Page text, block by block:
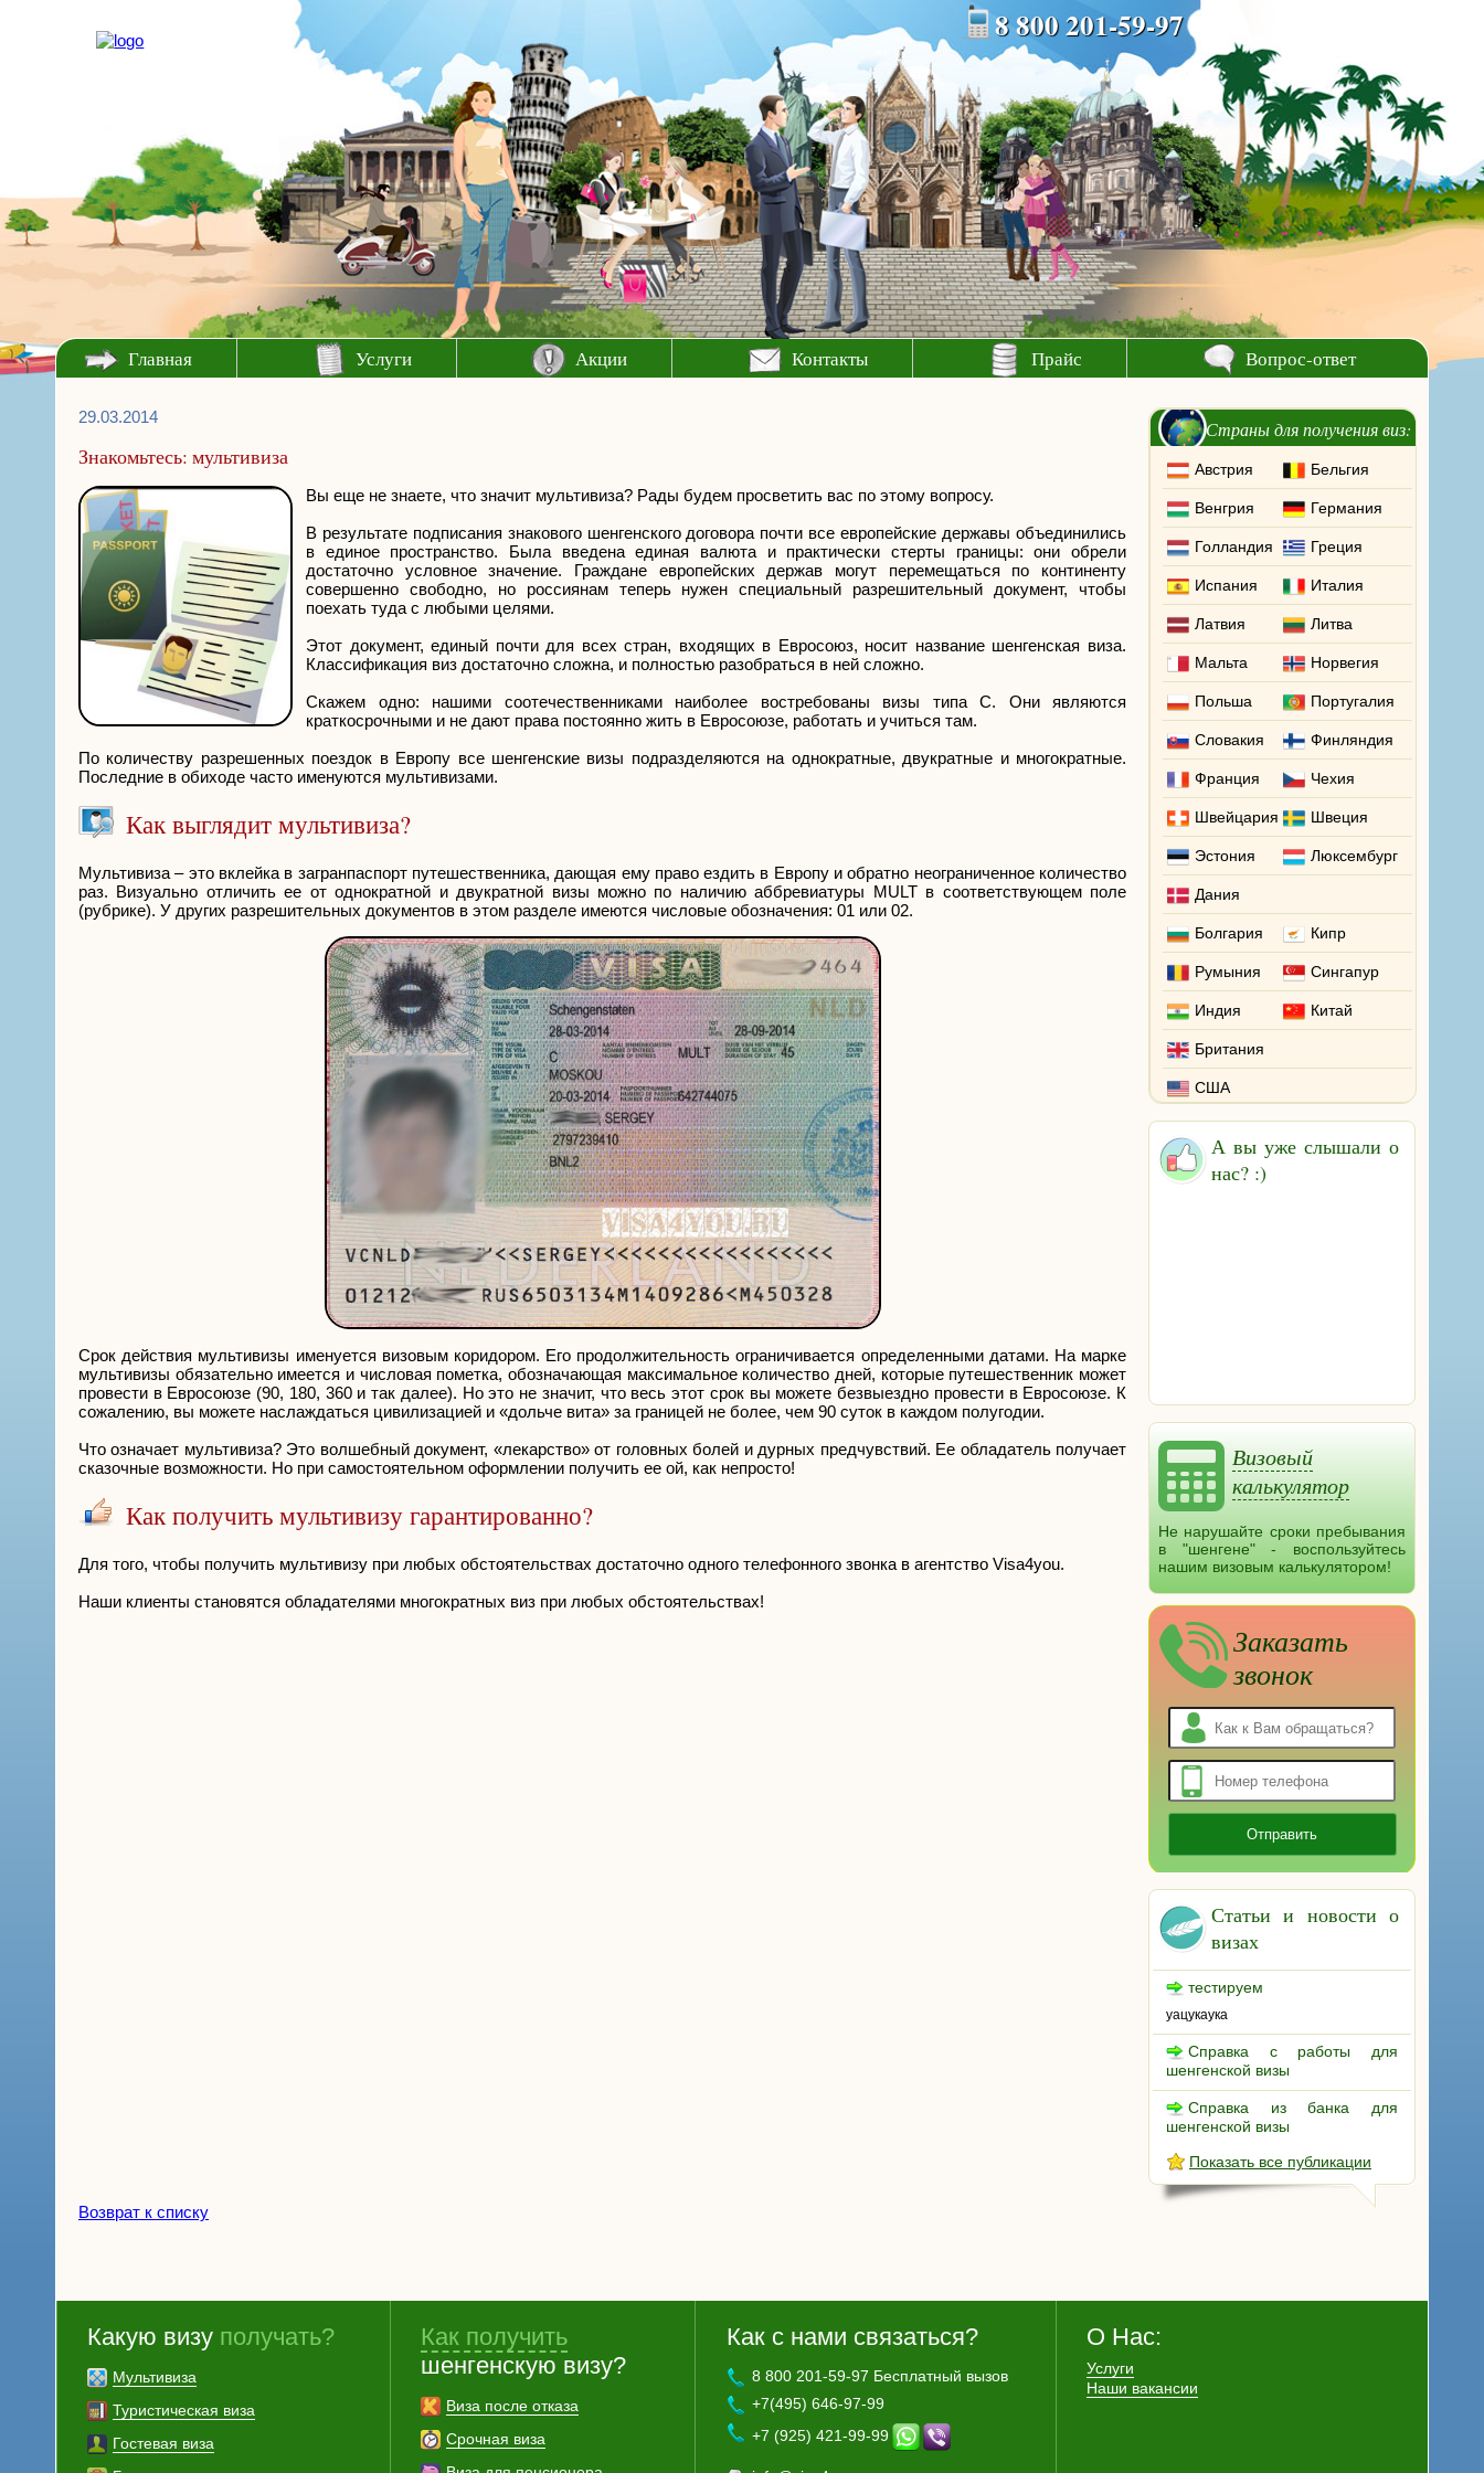
8 800 201-59-97
Главная Услуги Акции Контакты Прайс Вопрос-ответ
Страны для получения виз:
Австрия Бельгия
Венгрия Германия
Голландия Греция
Испания Италия
Латвия Литва
Мальта Норвегия
Польша Португалия
Словакия Финляндия
Франция Чехия
Швейцария Швеция
Эстония Люксембург
Дания
Болгария Кипр
Румыния Сингапур
Индия Китай
Британия
США
А вы уже слышали о
нас? :)
Визовый
калькулятор
Не нарушайте сроки пребывания
в "шенгене" - воспользуйтесь
нашим визовым калькулятором!
Заказать
звонок
Статьи и новости о
визах
тестируем
уацукаука
Справка с работы для
шенгенской визы
Справка из банка для
шенгенской визы
Показать все публикации
29.03.2014
Знакомьтесь: мультивиза
Вы еще не знаете, что значит мультивиза? Рады будем просветить вас по этому вопросу.
В результате подписания знакового шенгенского договора почти все европейские державы объединились
в единое пространство. Была введена единая валюта и практически стерты границы: они обрели
достаточно условное значение. Граждане европейских держав могут перемещаться по континенту
совершенно свободно, но россиянам теперь нужен специальный разрешительный документ, чтобы
поехать туда с любыми целями.
Этот документ, единый почти для всех стран, входящих в Евросоюз, носит название шенгенская виза.
Классификация виз достаточно сложна, и полностью разобраться в ней сложно.
Скажем одно: нашими соотечественниками наиболее востребованы визы типа С. Они являются
краткосрочными и не дают права постоянно жить в Евросоюзе, работать и учиться там.
По количеству разрешенных поездок в Европу все шенгенские визы подразделяются на однократные, двукратные и многократные.
Последние в обиходе часто именуются мультивизами.
Как выглядит мультивиза?
Мультивиза – это вклейка в загранпаспорт путешественника, дающая ему право ездить в Европу и обратно неограниченное количество
раз. Визуально отличить ее от однократной и двукратной визы можно по наличию аббревиатуры MULT в соответствующем поле
(рубрике). У других разрешительных документов в этом разделе имеются числовые обозначения: 01 или 02.
Срок действия мультивизы именуется визовым коридором. Его продолжительность ограничивается определенными датами. На марке
мультивизы обязательно имеется и числовая пометка, обозначающая максимальное количество дней, которые путешественник может
провести в Евросоюзе (90, 180, 360 и так далее). Но это не значит, что весь этот срок вы можете безвыездно провести в Евросоюзе. К
сожалению, вы можете наслаждаться цивилизацией и «дольче вита» за границей не более, чем 90 суток в каждом полугодии.
Что означает мультивиза? Это волшебный документ, «лекарство» от головных болей и дурных предчувствий. Ее обладатель получает
сказочные возможности. Но при самостоятельном оформлении получить ее ой, как непросто!
Как получить мультивизу гарантированно?
Для того, чтобы получить мультивизу при любых обстоятельствах достаточно одного телефонного звонка в агентство Visa4you.
Наши клиенты становятся обладателями многократных виз при любых обстоятельствах!
Возврат к списку
Какую визу получать?
Мультивиза
Туристическая виза
Гостевая виза
Как получить
шенгенскую визу?
Виза после отказа
Срочная виза
Как с нами связаться?
8 800 201-59-97 Бесплатный вызов
+7(495) 646-97-99
+7 (925) 421-99-99
О Нас:
Услуги
Наши вакансии